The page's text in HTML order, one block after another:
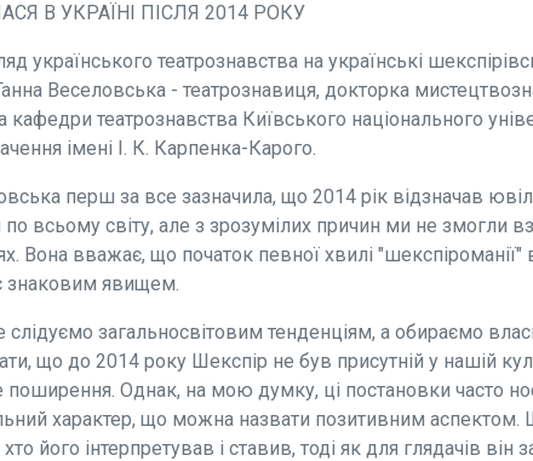
В УКРАЇНІ ПІСЛЯ 2014 РОКУ
українського театрознавства на українські
Веселовська - театрознавиця, докторка
театрознавства Київського національного
імені І. К. Карпенка-Карого.
перш за все зазначила, що 2014 рік відзначав
всьому світу, але з зрозумілих причин ми не змогли
Вона вважає, що початок певної хвилі "шекспіроманії"
знаковим явищем.
загальносвітовим тенденціям, а обираємо
що до 2014 року Шекспір не був присутній у нашій
Однак, на мою думку, ці постановки часто
характер, що можна назвати позитивним аспектом.
його інтерпретував і ставив, тоді як для глядачів